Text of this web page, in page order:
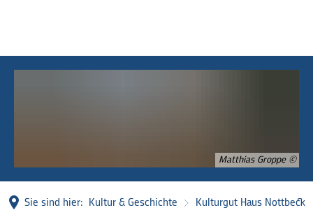
Matthias Groppe
Sie sind hier: Kultur & Geschichte Kulturgut Haus Nottbeck